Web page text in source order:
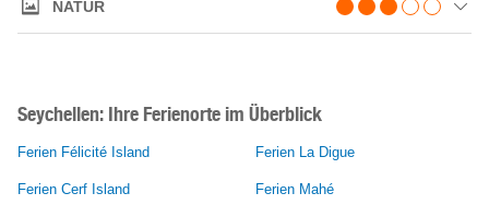
NATUR
Seychellen: Ihre Ferienorte im Überblick
Ferien Félicité Island Ferien La Digue
Ferien Cerf Island Ferien Mahé